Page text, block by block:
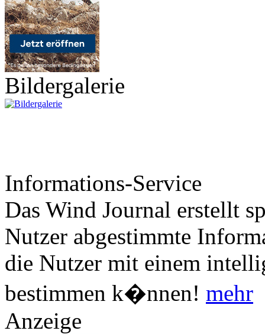
Bildergalerie
Informations-Service
Das Wind Journal erstellt
Nutzer abgestimmte
die Nutzer mit einem
bestimmen k�nnen! mehr
Anzeige